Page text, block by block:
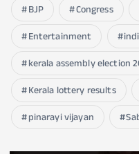
BJP Congress
Entertainment
kerala assembly election
Kerala lottery results
pinarayi vijayan